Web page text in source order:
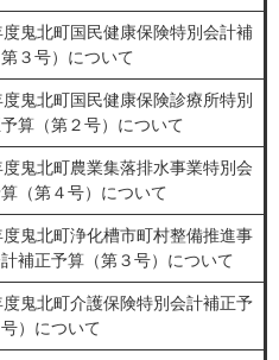
鬼北町国民健康保険特別会計補
３号）について
鬼北町国民健康保険診療所特別
算（第２号）について
鬼北町農業集落排水事業特別会
（第４号）について
鬼北町浄化槽市町村整備推進事
補正予算（第３号）について
鬼北町介護保険特別会計補正予
）について